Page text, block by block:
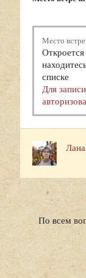
Место
списке
Для
По всем